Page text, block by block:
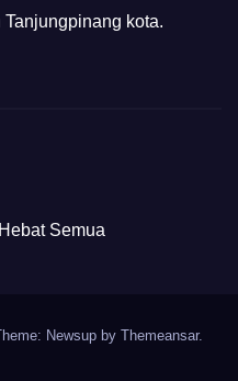
kota.
Semua
Newsup by Themeansar.